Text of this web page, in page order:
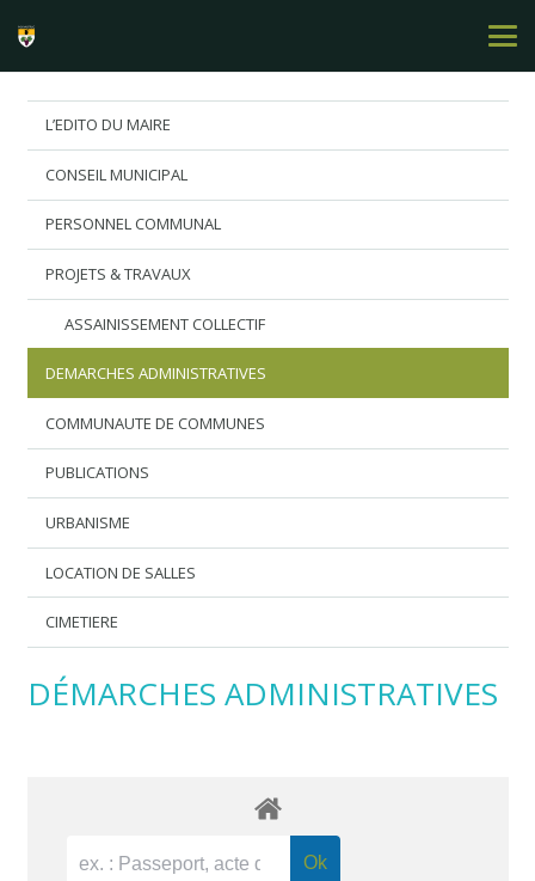
L’EDITO DU MAIRE
CONSEIL MUNICIPAL
PERSONNEL COMMUNAL
PROJETS & TRAVAUX
ASSAINISSEMENT COLLECTIF
DEMARCHES ADMINISTRATIVES
COMMUNAUTE DE COMMUNES
PUBLICATIONS
URBANISME
LOCATION DE SALLES
CIMETIERE
DÉMARCHES ADMINISTRATIVES